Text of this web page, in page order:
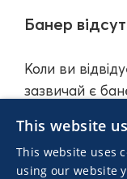
Банер
Коли ви
зазвичай є
вирішуєте, чи
cookie.
This website
This website uses
using our website